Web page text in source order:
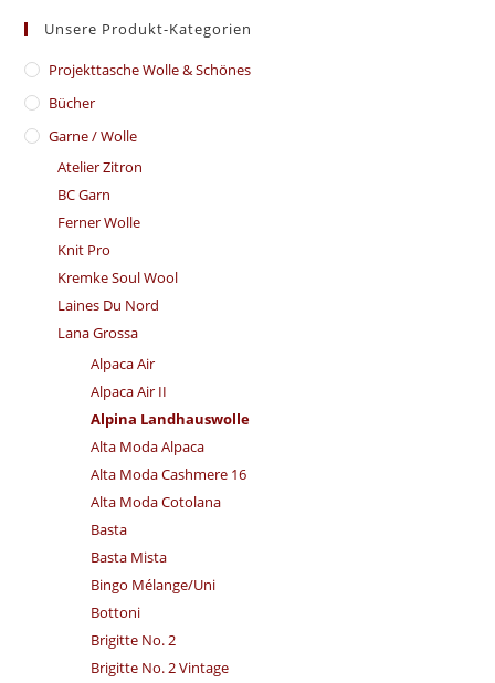
Unsere Produkt-Kategorien
​Projekttasche Wolle & Schönes
Bücher
Garne / Wolle
Atelier Zitron
BC Garn
Ferner Wolle
Knit Pro
Kremke Soul Wool
Laines Du Nord
Lana Grossa
Alpaca Air
Alpaca Air II
Alpina Landhauswolle
Alta Moda Alpaca
Alta Moda Cashmere 16
Alta Moda Cotolana
Basta
Basta Mista
Bingo Mélange/​Uni
Bottoni
Brigitte No. 2
Brigitte No. 2 Vintage